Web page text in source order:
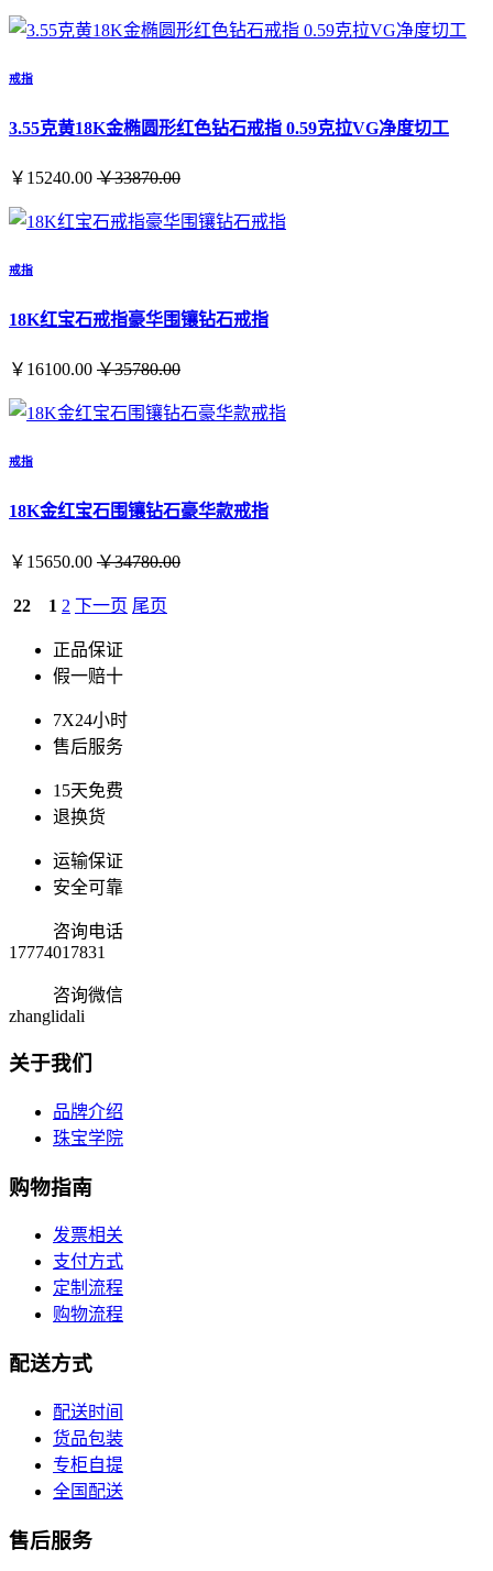
戒指
3.55克黄18K金椭圆形红色钻石戒指 0.59克拉VG净度切工
￥15240.00 ￥33870.00
戒指
18K红宝石戒指豪华围镶钻石戒指
￥16100.00 ￥35780.00
戒指
18K金红宝石围镶钻石豪华款戒指
￥15650.00 ￥34780.00
22 1 2 下一页 尾页
正品保证
假一赔十
7X24小时
售后服务
15天免费
退换货
运输保证
安全可靠
咨询电话
17774017831
咨询微信
zhanglidali
关于我们
品牌介绍
珠宝学院
购物指南
发票相关
支付方式
定制流程
购物流程
配送方式
配送时间
货品包装
专柜自提
全国配送
售后服务